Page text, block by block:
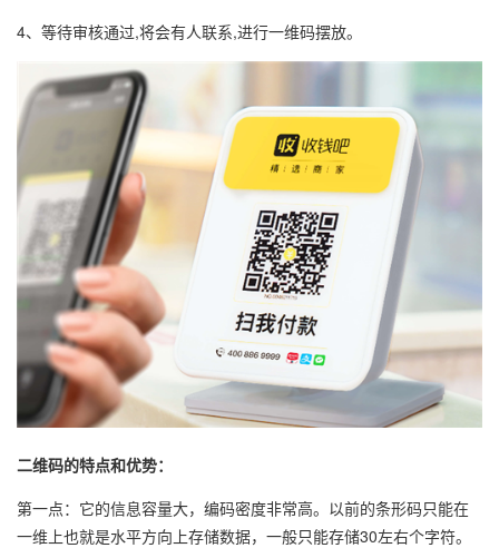
4、等待审核通过,将会有人联系,进行一维码摆放。
二维码的特点和优势：
第一点：它的信息容量大，编码密度非常高。以前的条形码只能在
一维上也就是水平方向上存储数据，一般只能存储30左右个字符。